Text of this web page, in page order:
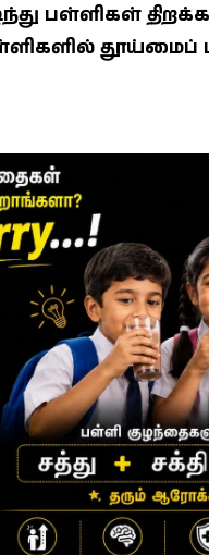
பள்ளிகள்